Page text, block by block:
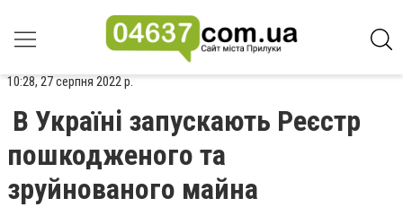
10:28, 27 серпня 2022 р.
В Україні запускають Реєстр
пошкодженого та
зруйнованого майна